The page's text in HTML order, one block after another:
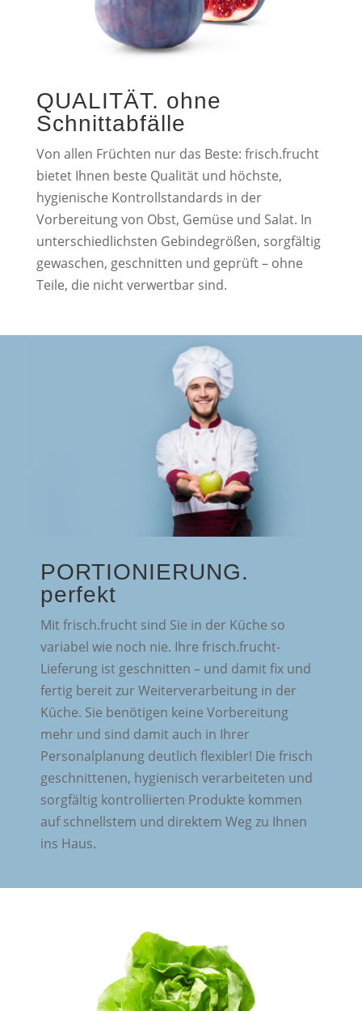
QUALITÄT. ohne
Schnittabfälle
Von allen Früchten nur das Beste: frisch.frucht
bietet Ihnen beste Qualität und höchste,
hygienische Kontrollstandards in der
Vorbereitung von Obst, Gemüse und Salat. In
unterschiedlichsten Gebindegrößen, sorgfältig
gewaschen, geschnitten und geprüft – ohne
Teile, die nicht verwertbar sind.
PORTIONIERUNG.
perfekt
Mit frisch.frucht sind Sie in der Küche so
variabel wie noch nie. Ihre frisch.frucht-
Lieferung ist geschnitten – und damit fix und
fertig bereit zur Weiterverarbeitung in der
Küche. Sie benötigen keine Vorbereitung
mehr und sind damit auch in Ihrer
Personalplanung deutlich flexibler! Die frisch
geschnittenen, hygienisch verarbeiteten und
sorgfältig kontrollierten Produkte kommen
auf schnellstem und direktem Weg zu Ihnen
ins Haus.